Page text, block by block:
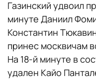
Газинский удвоил
минуте Даниил
Константин
принес москвичам
На 18-й минуте в
удален Кайо